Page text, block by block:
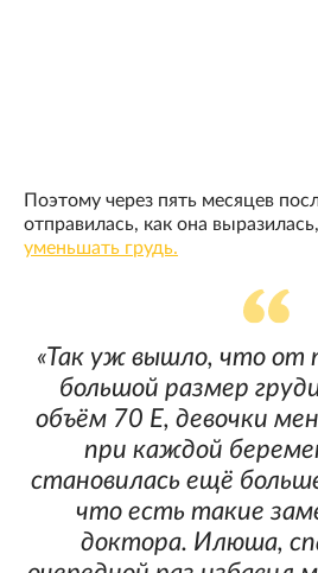
Поэтому через пять месяцев
отправилась, как она
уменьшать грудь.
«Так уж вышло, что от
большой размер
объём 70 Е, девочки
при каждой
становилась ещё
что есть такие
доктора. Илюша,